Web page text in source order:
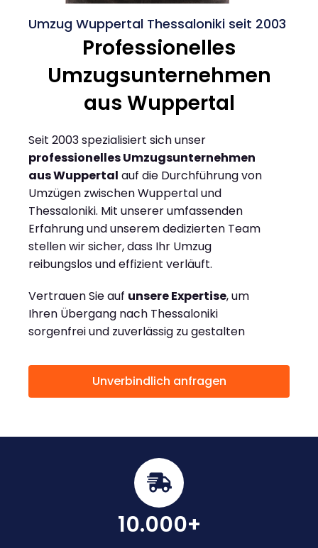
Umzug Wuppertal Thessaloniki seit 2003
Professionelles
Umzugsunternehmen
aus Wuppertal
Seit 2003 spezialisiert sich unser
professionelles Umzugsunternehmen
aus Wuppertal auf die Durchführung von
Umzügen zwischen Wuppertal und
Thessaloniki. Mit unserer umfassenden
Erfahrung und unserem dedizierten Team
stellen wir sicher, dass Ihr Umzug
reibungslos und effizient verläuft.
Vertrauen Sie auf unsere Expertise, um
Ihren Übergang nach Thessaloniki
sorgenfrei und zuverlässig zu gestalten
Unverbindlich anfragen
10.000+